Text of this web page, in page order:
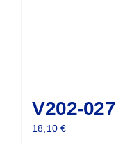
V202-027
18,10€